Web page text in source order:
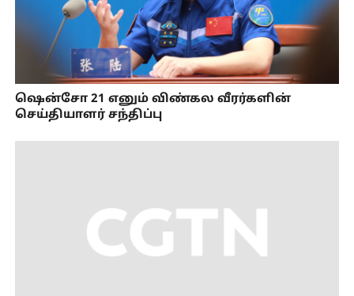
ஷென்சோ 21 எனும் விண்கல வீரர்களின்
செய்தியாளர் சந்திப்பு